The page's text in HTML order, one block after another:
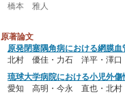
橋本 雅人
原著論文
原発閉塞隅角病における網膜
北村 優佳・力石 洋平・澤
琉球大学病院における小児外
愛知 高明・今永 直也・北